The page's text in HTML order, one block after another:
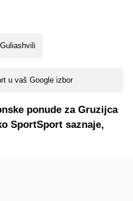
u vaš Google izbor
ponude za Gruzijca
SportSport saznaje,